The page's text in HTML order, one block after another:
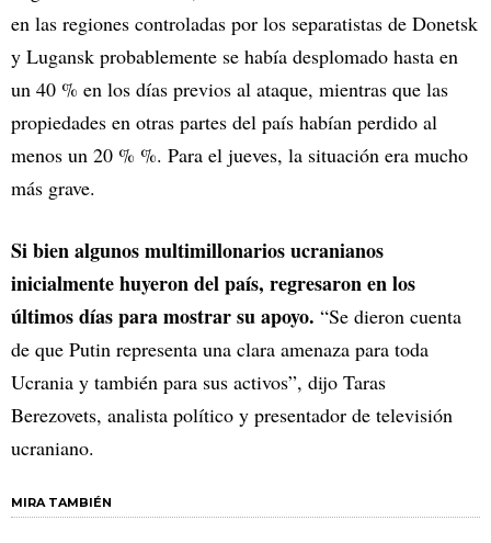
en las regiones controladas por los separatistas de Donetsk
y Lugansk probablemente se había desplomado hasta en
un 40 % en los días previos al ataque, mientras que las
propiedades en otras partes del país habían perdido al
menos un 20 % %. Para el jueves, la situación era mucho
más grave.
Si bien algunos multimillonarios ucranianos
inicialmente huyeron del país, regresaron en los
últimos días para mostrar su apoyo. “Se dieron cuenta
de que Putin representa una clara amenaza para toda
Ucrania y también para sus activos”, dijo Taras
Berezovets, analista político y presentador de televisión
ucraniano.
MIRA TAMBIÉN